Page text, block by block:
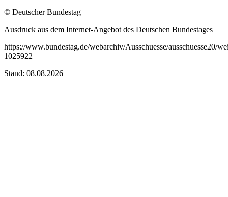
© Deutscher Bundestag
Ausdruck aus dem Internet-Angebot des Deutschen Bundestages
https://www.bundestag.de/webarchiv/Ausschuesse/ausschuesse20/
1025922
Stand: 08.08.2026